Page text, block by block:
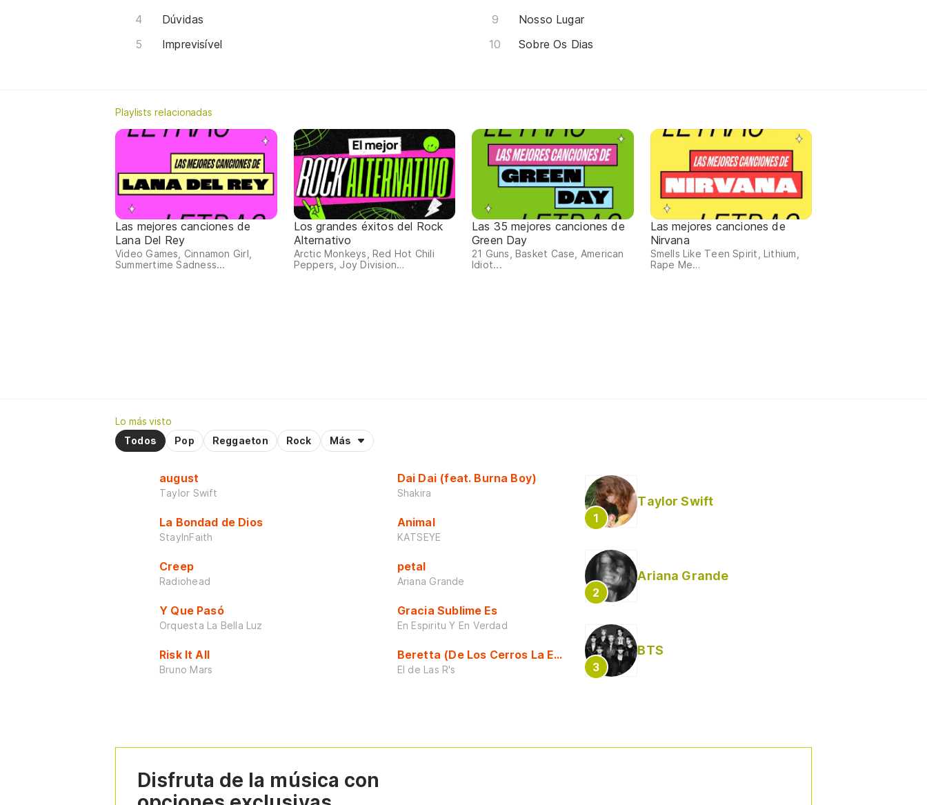
Dúvidas
Imprevisível
Nosso Lugar
Sobre Os Dias
Playlists relacionadas
Las mejores canciones de
Lana Del Rey
Video Games, Cinnamon Girl,
Summertime Sadness...
Los grandes éxitos del Rock
Alternativo
Arctic Monkeys, Red Hot Chili
Peppers, Joy Division…
Las 35 mejores canciones de
Green Day
21 Guns, Basket Case, American
Idiot...
Las mejores canciones de
Nirvana
Smells Like Teen Spirit, Lithium,
Rape Me…
Lo más visto
Todos
Pop Reggaeton Rock Más
august
Taylor Swift
La Bondad de Dios
StayInFaith
Creep
Radiohead
Y Que Pasó
Orquesta La Bella Luz
Risk It All
Bruno Mars
Dai Dai (feat. Burna Boy)
Shakira
Animal
KATSEYE
petal
Ariana Grande
Gracia Sublime Es
En Espiritu Y En Verdad
Beretta (De Los Cerros La Escuela)
El de Las R's
Taylor Swift
Ariana Grande
BTS
Disfruta de la música con